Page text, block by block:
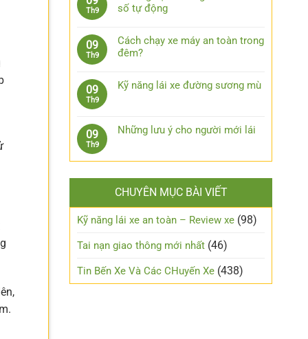
khi
bị
chân
côn
phụ
công
nghệ
cần
bị
cho
tô
bình
Kinh
nghiệm
xe
xuống
đèo
Th9
số tự động
có
bình
Kinh
máu
từ
số
09
Th9
Cách chạy xe máy an toàn trong
đêm?
có
bình
Cách
an
toàn
trong
đêm?
09
Th9
Kỹ năng lái xe đường sương mù
bình
Kỹ
lái
xe
đường
sương
09
Th9
Những lưu ý cho người mới lái
có
ở
Những
lưu
cho
mới
lái
CHUYÊN MỤC BÀI VIẾT
Kỹ năng lái xe an toàn – Review xe (98)
Tai nạn giao thông mới nhất (46)
Tin Bến Xe Và Các CHuyến Xe (438)